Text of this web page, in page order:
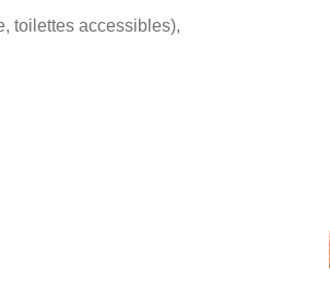
toilettes accessibles),